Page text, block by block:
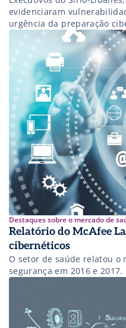
evidenciaram
urgência da preparação
Destaques sobre o mercado de
Relatório do McAfee
cibernéticos
O setor de saúde relatou
segurança em 2016 e 2017.